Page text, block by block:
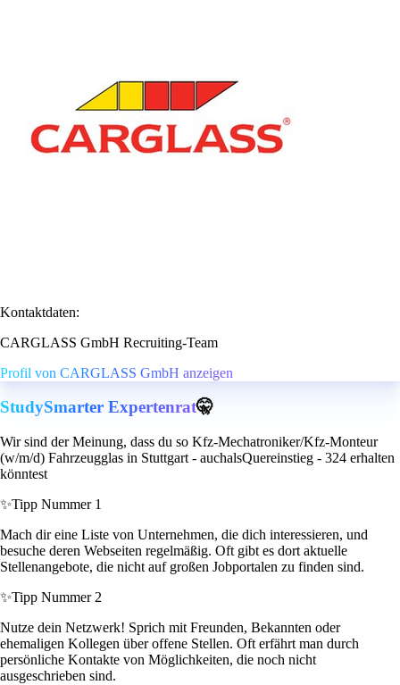
Kontaktdaten:
CARGLASS GmbH Recruiting-Team
Profil von CARGLASS GmbH anzeigen
StudySmarter Expertenrat🤫
Wir sind der Meinung, dass du so Kfz-Mechatroniker/Kfz-Monteur
(w/m/d) Fahrzeugglas in Stuttgart - auchalsQuereinstieg - 324 erhalten
könntest
✨Tipp Nummer 1
Mach dir eine Liste von Unternehmen, die dich interessieren, und
besuche deren Webseiten regelmäßig. Oft gibt es dort aktuelle
Stellenangebote, die nicht auf großen Jobportalen zu finden sind.
✨Tipp Nummer 2
Nutze dein Netzwerk! Sprich mit Freunden, Bekannten oder
ehemaligen Kollegen über offene Stellen. Oft erfährt man durch
persönliche Kontakte von Möglichkeiten, die noch nicht
ausgeschrieben sind.